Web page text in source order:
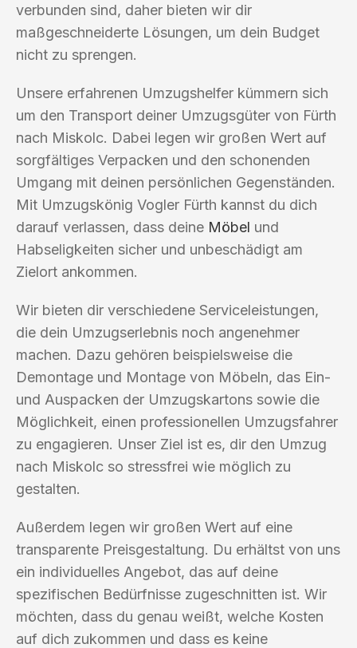
verbunden sind, daher bieten wir dir
maßgeschneiderte Lösungen, um dein Budget
nicht zu sprengen.
Unsere erfahrenen Umzugshelfer kümmern sich
um den Transport deiner Umzugsgüter von Fürth
nach Miskolc. Dabei legen wir großen Wert auf
sorgfältiges Verpacken und den schonenden
Umgang mit deinen persönlichen Gegenständen.
Mit Umzugskönig Vogler Fürth kannst du dich
darauf verlassen, dass deine Möbel und
Habseligkeiten sicher und unbeschädigt am
Zielort ankommen.
Wir bieten dir verschiedene Serviceleistungen,
die dein Umzugserlebnis noch angenehmer
machen. Dazu gehören beispielsweise die
Demontage und Montage von Möbeln, das Ein-
und Auspacken der Umzugskartons sowie die
Möglichkeit, einen professionellen Umzugsfahrer
zu engagieren. Unser Ziel ist es, dir den Umzug
nach Miskolc so stressfrei wie möglich zu
gestalten.
Außerdem legen wir großen Wert auf eine
transparente Preisgestaltung. Du erhältst von uns
ein individuelles Angebot, das auf deine
spezifischen Bedürfnisse zugeschnitten ist. Wir
möchten, dass du genau weißt, welche Kosten
auf dich zukommen und dass es keine